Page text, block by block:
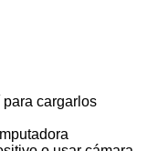
cargarlos